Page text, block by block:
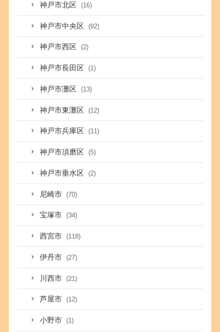
神戸市北区 (16)
神戸市中央区 (92)
神戸市西区 (2)
神戸市長田区 (1)
神戸市灘区 (13)
神戸市東灘区 (12)
神戸市兵庫区 (11)
神戸市須磨区 (5)
神戸市垂水区 (2)
尼崎市 (70)
宝塚市 (34)
西宮市 (118)
伊丹市 (27)
川西市 (21)
芦屋市 (12)
小野市 (1)